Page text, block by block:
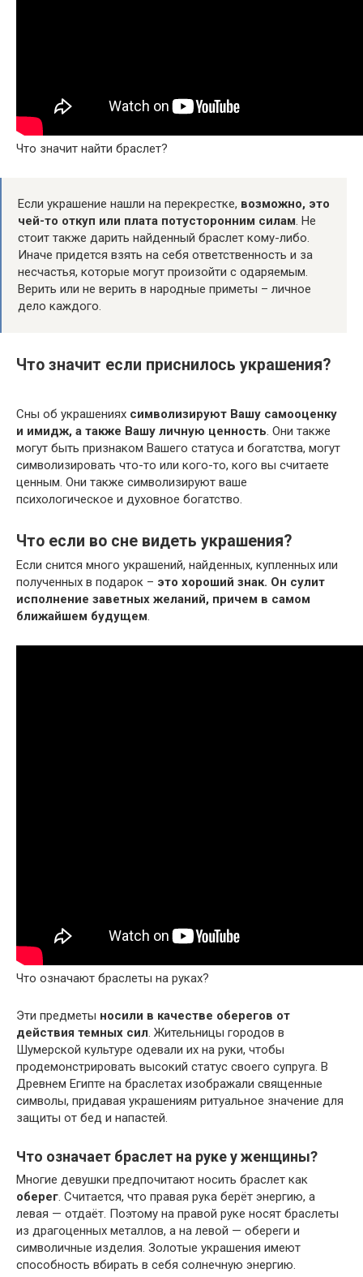
Что значит найти браслет?
Если украшение нашли на перекрестке, возможно, это
чей-то откуп или плата потусторонним силам. Не
стоит также дарить найденный браслет кому-либо.
Иначе придется взять на себя ответственность и за
несчастья, которые могут произойти с одаряемым.
Верить или не верить в народные приметы – личное
дело каждого.
Что значит если приснилось украшения?
Сны об украшениях символизируют Вашу самооценку
и имидж, а также Вашу личную ценность. Они также
могут быть признаком Вашего статуса и богатства, могут
символизировать что-то или кого-то, кого вы считаете
ценным. Они также символизируют ваше
психологическое и духовное богатство.
Что если во сне видеть украшения?
Если снится много украшений, найденных, купленных или
полученных в подарок – это хороший знак. Он сулит
исполнение заветных желаний, причем в самом
ближайшем будущем.
Что означают браслеты на руках?
Эти предметы носили в качестве оберегов от
действия темных сил. Жительницы городов в
Шумерской культуре одевали их на руки, чтобы
продемонстрировать высокий статус своего супруга. В
Древнем Египте на браслетах изображали священные
символы, придавая украшениям ритуальное значение для
защиты от бед и напастей.
Что означает браслет на руке у женщины?
Многие девушки предпочитают носить браслет как
оберег. Считается, что правая рука берёт энергию, а
левая — отдаёт. Поэтому на правой руке носят браслеты
из драгоценных металлов, а на левой — обереги и
символичные изделия. Золотые украшения имеют
способность вбирать в себя солнечную энергию.